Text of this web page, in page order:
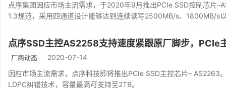
点序集团因应市场主流需求，于2020年9月推出PCIe SSD控制芯片
1.3规范，采用四通道设计能够达到连续读写2500MB/s、1800MB/s
点序SSD主控AS2258支持速度紧跟原厂脚步，PCIe
厂商动态
2020-07-14
因应市场主流需求，点序科技即将推出PCIe SSD主控芯片–
LDPC纠错技术，容量最高可支持至2TB。